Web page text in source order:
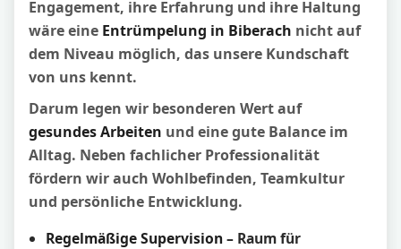
Engagement, ihre Erfahrung und ihre Haltung
wäre eine Entrümpelung in Biberach nicht auf
dem Niveau möglich, das unsere Kundschaft
von uns kennt.
Darum legen wir besonderen Wert auf
gesundes Arbeiten und eine gute Balance im
Alltag. Neben fachlicher Professionalität
fördern wir auch Wohlbefinden, Teamkultur
und persönliche Entwicklung.
Regelmäßige Supervision– Raum für